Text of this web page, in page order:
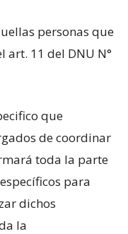
personas que
art. 11 del DNU N°
que
de coordinar
toda la parte
para
dichos
la